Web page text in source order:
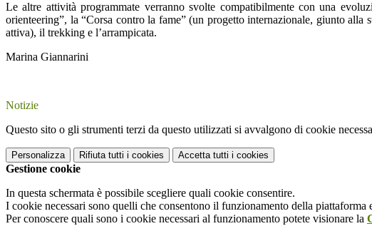
Le altre attività programmate verranno svolte compatibilmente con una
orienteering”, la “Corsa contro la fame” (un progetto internazionale, giunto
attiva), il trekking e l’arrampicata.
Marina Giannarini
Notizie
Questo sito o gli strumenti terzi da questo utilizzati si avvalgono di cookie
Personalizza Rifiuta tutti i cookies Accetta tutti i cookies
Gestione cookie
In questa schermata è possibile scegliere quali cookie consentire.
I cookie necessari sono quelli che consentono il funzionamento della piattaforma
Per conoscere quali sono i cookie necessari al funzionamento potete visionare la